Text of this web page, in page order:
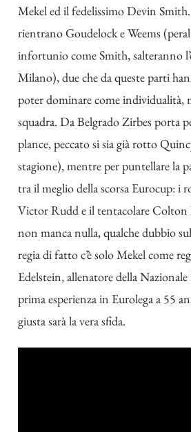
Mekel ed il fedelissimo Devin
rientrano Goudelock e Weems
infortunio come Smith, salteranno
Milano), due che da queste parti
poter dominare come individualità,
squadra. Da Belgrado Zirbes porta
plance, peccato si sia già rotto
stagione), mentre per puntellare la
tra il meglio della scorsa Eurocup: i
Victor Rudd e il tentacolare Colton
non manca nulla, qualche dubbio
regia di fatto c’è solo Mekel come
Edelstein, allenatore della Nazionale
prima esperienza in Eurolega a 55
giusta sarà la vera sfida.